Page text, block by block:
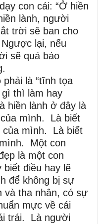
con cái: “Ở hiền
lành, người
trời sẽ ban cho
lại, nếu
sẽ quả báo
là “tĩnh tọa
thì làm hay
hiền lành ở đây là
mình. Là biết
của mình. Là biết
Một con
là một con
điều hay lẽ
để không bị sự
và tha nhân, có sự
mực về cái
trái. Là người